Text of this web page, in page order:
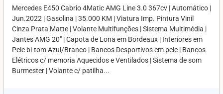
Mercedes E450 Cabrio 4Matic AMG Line 3.0 367cv | Automático |
Jun.2022 | Gasolina | 35.000 KM | Viatura Imp. Pintura Vinil
Cinza Prata Matte | Volante Multifunções | Sistema Multimédia |
Jantes AMG 20″ | Capota de Lona em Bordeaux | Interiores em
Pele bi-tom Azul/Branco | Bancos Desportivos em pele | Bancos
Elétricos c/ memoria Aquecidos e Ventilados | Sistema de som
Burmester | Volante c/ patilha...